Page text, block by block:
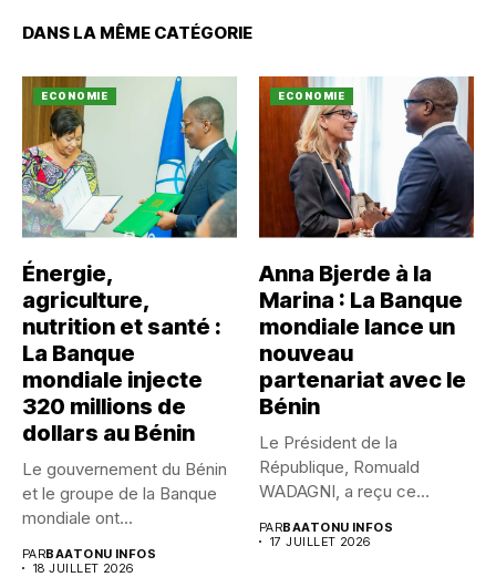
DANS LA MÊME CATÉGORIE
ECONOMIE
Énergie,
agriculture,
nutrition et santé :
La Banque
mondiale injecte
320 millions de
dollars au Bénin
Le gouvernement du Bénin
et le groupe de la Banque
mondiale ont...
PARBAATONU INFOS
18 JUILLET 2026
ECONOMIE
Anna Bjerde à la
Marina : La Banque
mondiale lance un
nouveau
partenariat avec le
Bénin
Le Président de la
République, Romuald
WADAGNI, a reçu ce
PARBAATONU INFOS
17 JUILLET 2026